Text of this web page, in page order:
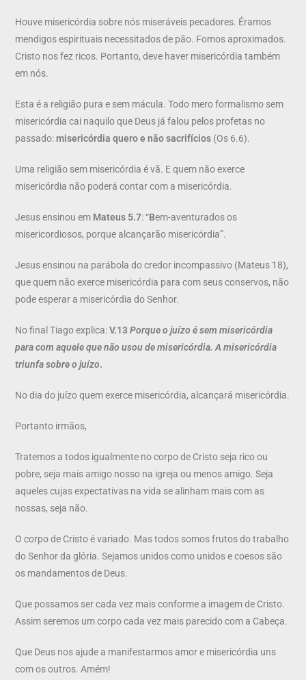
Houve misericórdia sobre nós miseráveis pecadores. Éramos
mendigos espirituais necessitados de pão. Fomos aproximados.
Cristo nos fez ricos. Portanto, deve haver misericórdia também
em nós.
Esta é a religião pura e sem mácula. Todo mero formalismo sem
misericórdia cai naquilo que Deus já falou pelos profetas no
passado:misericórdia quero e não sacrifícios (Os 6.6).
Uma religião sem misericórdia é vã. E quem não exerce
misericórdia não poderá contar com a misericórdia.
Jesus ensinou em Mateus 5.7: “Bem-aventurados os
misericordiosos, porque alcançarão misericórdia”.
Jesus ensinou na parábola do credor incompassivo (Mateus 18),
que quem não exerce misericórdia para com seus conservos, não
pode esperar a misericórdia do Senhor.
No final Tiago explica:V.13Porque o juízo é sem misericórdia
para com aquele que não usou de misericórdia. A misericórdia
triunfa sobre o juízo.
No dia do juízo quem exerce misericórdia, alcançará misericórdia.
Portanto irmãos,
Tratemos a todos igualmente no corpo de Cristo seja rico ou
pobre, seja mais amigo nosso na igreja ou menos amigo. Seja
aqueles cujas expectativas na vida se alinham mais com as
nossas, seja não.
O corpo de Cristo é variado. Mas todos somos frutos do trabalho
do Senhor da glória. Sejamos unidos como unidos e coesos são
os mandamentos de Deus.
Que possamos ser cada vez mais conforme a imagem de Cristo.
Assim seremos um corpo cada vez mais parecido com a Cabeça.
Que Deus nos ajude a manifestarmos amor e misericórdia uns
com os outros. Amém!